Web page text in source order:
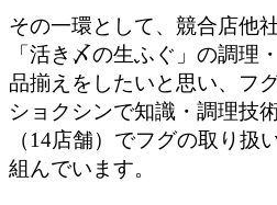
その一環として、競合店他
「活き〆の生ふぐ」の調理
品揃えをしたいと思い、フ
ショクシンで知識・調理技
（14店舗）でフグの取り扱
組んでいます。